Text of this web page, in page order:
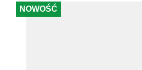
NOWOŚĆ